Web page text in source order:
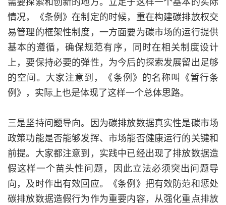
情况，《条例》在制定的时候，重在构建碳排放权交
易管理的框架性制度，一方面要为碳市场的运行提供
基本的遵循，确保规范有序，同时在相关制度设计
上，要保持必要的弹性，为今后的探索发展留出足够
的空间。大家注意到，《条例》的名称叫《暂行条
例》，实际上也是体现了这样一个总体思路。
三是坚持问题导向。因为碳排放数据真实性是碳市场
政策功能是否能够发挥、市场能否健康运行的关键和
前提。大家都注意到，实践中已经出现了排放数据造
假这样一个苗头性问题，因此立法必须突出问题导
向，及时作出有效回应。《条例》把有效防范和惩处
碳排放数据造假行为作为重要内容，从强化重点排放